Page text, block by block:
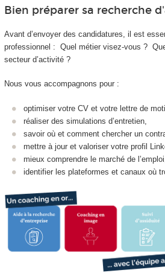
Bien préparer sa recherche
Avant d’envoyer des candidatures, il est
professionnel : Quel métier visez-vous ?
secteur d’activité ?
Nous vous accompagnons pour :
optimiser votre CV et votre lettre de
réaliser des simulations d’entretien,
savoir où et comment chercher un
mettre à jour et valoriser votre profil
mieux comprendre le marché de l’emploi,
identifier les plateformes et canaux où